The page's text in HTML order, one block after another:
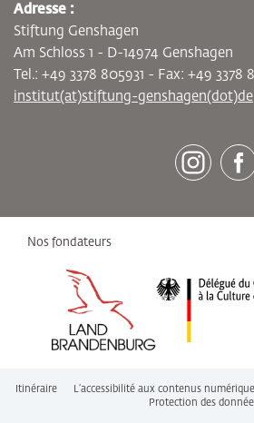
[socialLinksTitle]
Adresse :
Stiftung Genshagen
Am Schloss 1 - D-14974 Genshagen
Tel.: +49 3378 805931 - Fax: +49 3378
institut(at)stiftung-genshagen(dot)de
Nos fondateurs
Itinéraire L’accessibilité aux contenus
Protection des